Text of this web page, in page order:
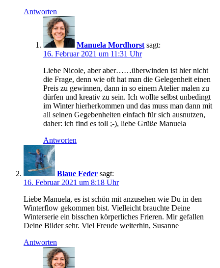
Mordhorst
Mecklenburg-
Vorpommern
Winterbilder
Antworten
Manuela Mordhorst sagt:
16. Februar 2021 um 11:31 Uhr
Liebe Nicole, aber aber……überwinden ist hier nicht
die Frage, denn wie oft hat man die Gelegenheit einen
Preis zu gewinnen, dann in so einem Atelier malen zu
dürfen und kreativ zu sein. Ich wollte selbst unbedingt
im Winter hierherkommen und das muss man dann mit
all seinen Gegebenheiten einfach für sich ausnutzen,
daher: ich find es toll ;-), liebe Grüße Manuela
Antworten
Blaue Feder sagt:
16. Februar 2021 um 8:18 Uhr
Liebe Manuela, es ist schön mit anzusehen wie Du in den
Winterflow gekommen bist. Vielleicht brauchte Deine
Winterserie ein bisschen körperliches Frieren. Mir gefallen
Deine Bilder sehr. Viel Freude weiterhin, Susanne
Antworten